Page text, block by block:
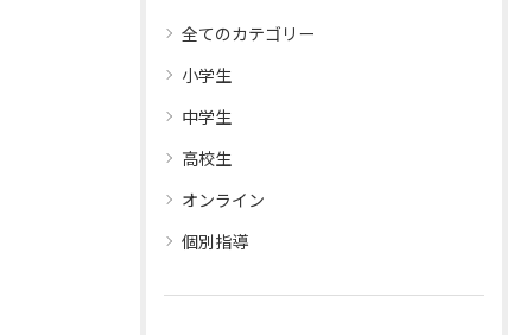
全てのカテゴリー
小学生
中学生
高校生
オンライン
個別指導